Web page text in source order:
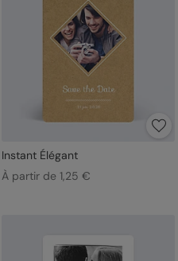
Instant Élégant
À partir de 1,25 €